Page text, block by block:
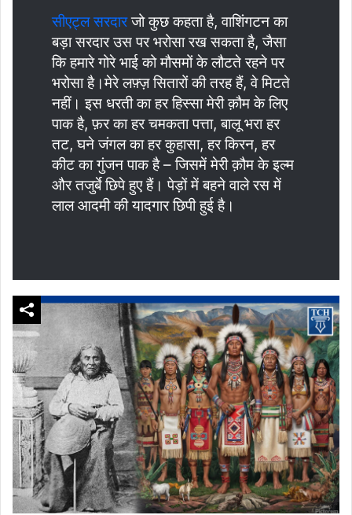
सीएट्ल सरदारजो कुछ कहता है, वाशिंगटन का
बड़ा सरदार उस पर भरोसा रख सकता है, जैसा
कि हमारे गोरे भाई को मौसमों के लौटते रहने पर
भरोसा है।मेरे लफ़्ज़ सितारों की तरह हैं, वे मिटते
नहीं। इस धरती का हर हिस्सा मेरी क़ौम के लिए
पाक है, फ़र का हर चमकता पत्ता, बालू भरा हर
तट, घने जंगल का हर कुहासा, हर किरन, हर
कीट का गुंजन पाक है – जिसमें मेरी क़ौम के इल्म
और तजुर्बे छिपे हुए हैं। पेड़ों में बहने वाले रस में
लाल आदमी की यादगार छिपी हुई है।